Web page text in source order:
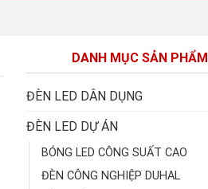
DANH MỤC SẢN PHẨM
ĐÈN LED DÂN DỤNG
ĐÈN LED DỰ ÁN
BÓNG LED CÔNG SUẤT CAO
ĐÈN CÔNG NGHIỆP DUHAL